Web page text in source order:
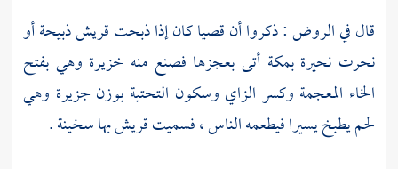
قال في الروض : ذكروا أنقصياكان إذا ذبحتقريشذبيحة أو
نحرت نحيرةبمكةأتى بعجزها فصنع منه خزيرة وهي بفتح
الخاء المعجمة وكسر الزاي وسكون التحتية بوزن جزيرة وهي
لحم يطبخ يسيرا فيطعمه الناس ، فسميتقريشبها سخينة .